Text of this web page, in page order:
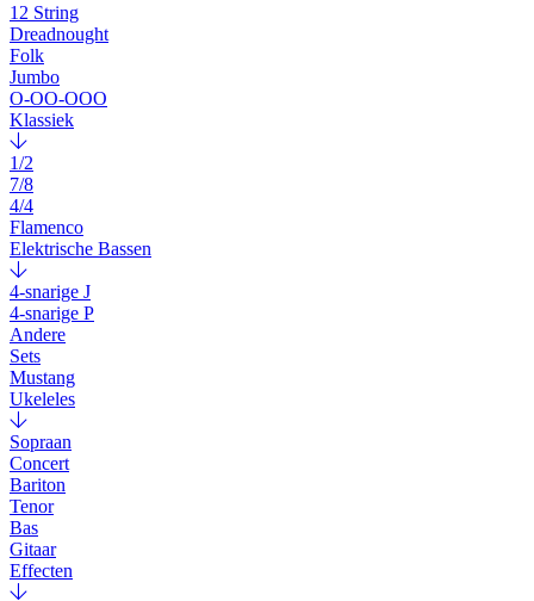
12 String
Dreadnought
Folk
Jumbo
O-OO-OOO
Klassiek
1/2
7/8
4/4
Flamenco
Elektrische Bassen
4-snarige J
4-snarige P
Andere
Sets
Mustang
Ukeleles
Sopraan
Concert
Bariton
Tenor
Bas
Gitaar
Effecten